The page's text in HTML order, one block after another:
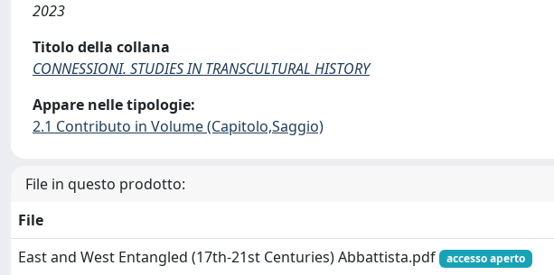
2023
Titolo della collana
CONNESSIONI. STUDIES IN TRANSCULTURAL HISTORY
Appare nelle tipologie:
2.1 Contributo in Volume (Capitolo,Saggio)
File in questo prodotto:
File
East and West Entangled (17th-21st Centuries) Abbattista.pdf
accesso aperto